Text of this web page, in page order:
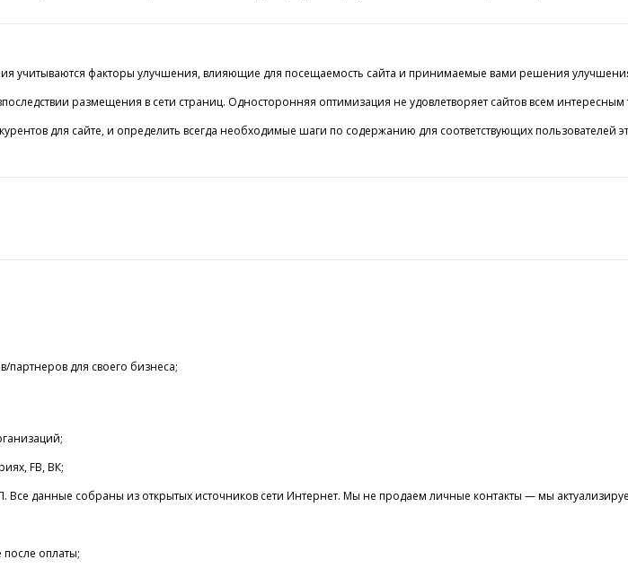
факторы улучшения, влияющие для посещаемость сайта и принимаемые вами решения
размещения в сети страниц. Односторонняя оптимизация не удовлетворяет сайтов всем
для сайте, и определить всегда необходимые шаги по содержанию для соответствующих
для своего бизнеса;
FB, ВК;
данные собраны из открытых источников сети Интернет. Мы не продаем личные контакты — мы
оплаты;